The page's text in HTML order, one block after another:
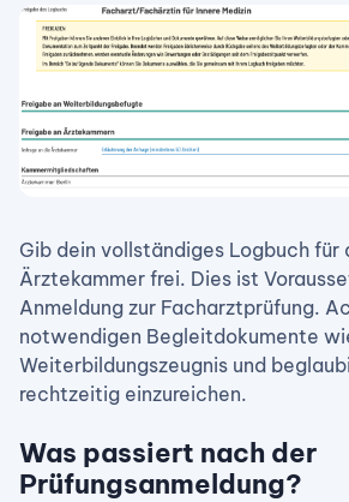
Gib dein vollständiges Logbuch für
Ärztekammer frei. Dies ist
Anmeldung zur Facharztprüfung.
notwendigen Begleitdokumente
Weiterbildungszeugnis und
rechtzeitig einzureichen.
Was passiert nach der
Prüfungsanmeldung?